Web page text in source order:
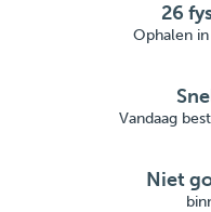
26
Ophalen
Vandaag
Niet